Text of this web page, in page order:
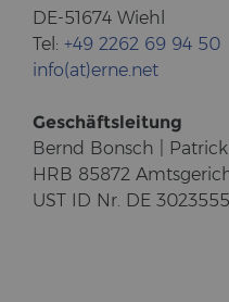
DE-51674 Wiehl
Tel: +49 2262 69 94 50
info(at)erne.net
Ge­schäfts­lei­tung
Bernd Bonsch |
HRB 85872
UST ID Nr. DE